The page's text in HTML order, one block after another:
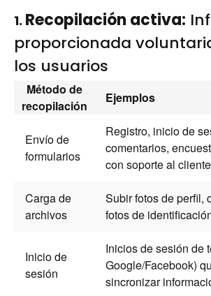
1. Recopilación activa:
proporcionada
los usuarios
Método de
recopilación
Ejemplos
Envío de
formularios
Registro, inicio de
comentarios,
con soporte al cliente
Carga de
archivos
Subir fotos de perfil,
fotos de
Inicio de
sesión
Inicios de sesión de
Google/Facebook)
sincronizar